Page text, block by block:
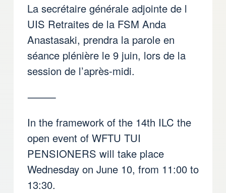
La secrétaire générale adjointe de l
UIS Retraites de la FSM Anda
Anastasaki, prendra la parole en
séance plénière le 9 juin, lors de la
session de l’après-midi.
⸻
In the framework of the 14th ILC the
open event of WFTU TUI
PENSIONERS will take place
Wednesday on June 10, from 11:00 to
13:30.